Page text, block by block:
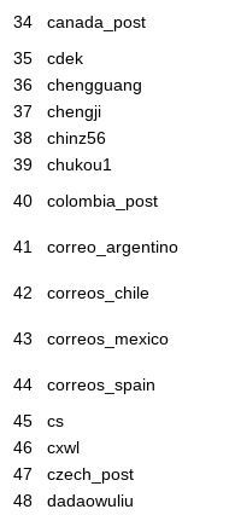
34
canada_post
35
cdek
36
chengguang
37
chengji
38
chinz56
39
chukou1
40
colombia_post
41
correo_argentino
42
correos_chile
43
correos_mexico
44
correos_spain
45
cs
46
cxwl
47
czech_post
48
dadaowuliu